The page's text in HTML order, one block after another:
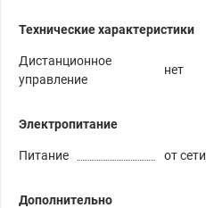
Технические характеристики
Дистанционное
управление
нет
Электропитание
Питание от сети
Дополнительно